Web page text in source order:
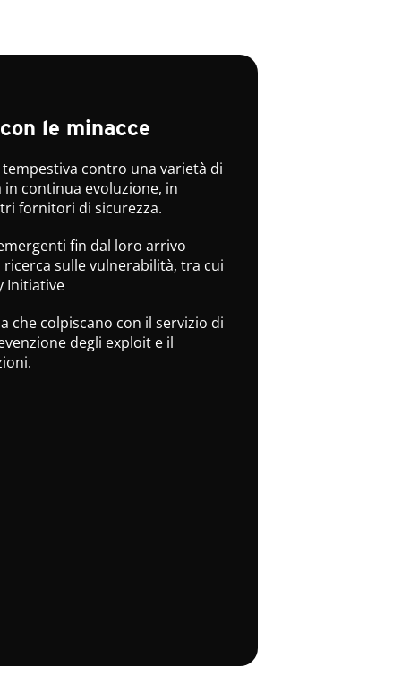
le minacce
contro una varietà di
continua evoluzione, in
fornitori di sicurezza.
fin dal loro arrivo
sulle vulnerabilità, tra cui
Initiative
che colpiscano con il servizio di
degli exploit e il